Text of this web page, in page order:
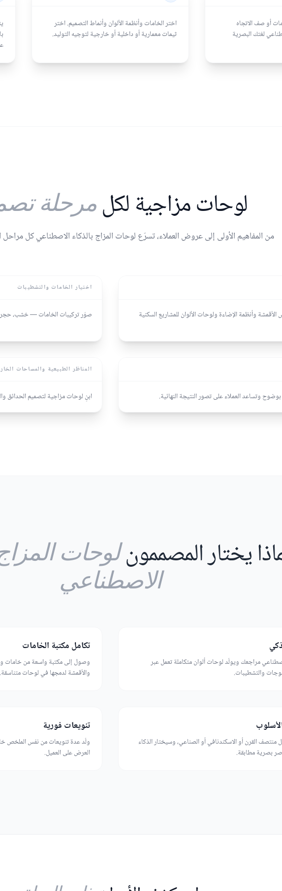
أو صف الاتجاه
لغتك البصرية
اختر الخامات وأنظمة الألوان وأنماط التصميم. اختر
ثيمات معمارية أو داخلية أو خارجية لتوجيه التوليد.
لوحات مزاجية لكل مرحلة
من المفاهيم الأولى إلى عروض العملاء، تسرّع لوحات المزاج بالذكاء الاصطناعي كل مراحل
وأنظمة الإضاءة ولوحات الألوان للمشاريع السكنية
اختيار الخامات والتشطيبات
صوّر تركيبات الخامات — خشب،
وتساعد العملاء على تصور النتيجة النهائية.
المناظر الطبيعية والمساحات
ابنِ لوحات مزاجية لتصميم الحدائق
يختار المصممون لوحات
الاصطناعي
مراجعك ويولّد لوحات ألوان متكاملة تعمل عبر
والتشطيبات.
تكامل مكتبة الخامات
وصول إلى مكتبة واسعة من خامات
والأقمشة لدمجها في لوحات متناسقة.
القرن أو الاسكندنافي أو الصناعي، وسيختار الذكاء
بصرية مطابقة.
تنويعات فورية
ولّد عدة تنويعات من نفس الملخص
العرض على العميل.